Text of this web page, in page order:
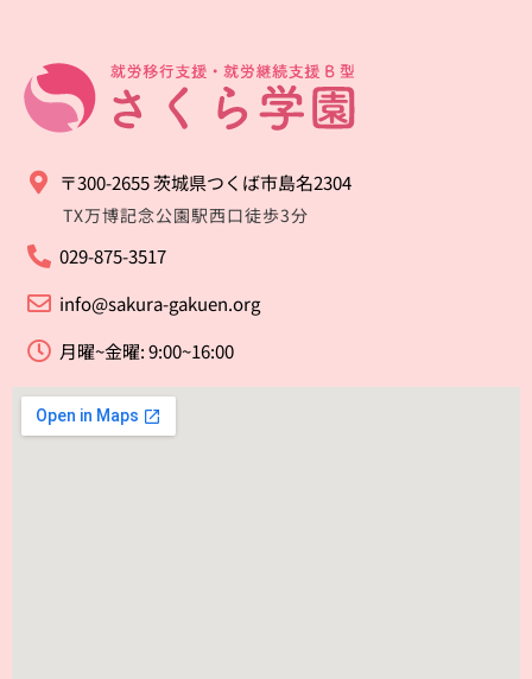
〒300-2655 茨城県つくば市島名2304
TX万博記念公園駅西口徒歩3分
029-875-3517
info@sakura-gakuen.org
月曜~金曜: 9:00~16:00